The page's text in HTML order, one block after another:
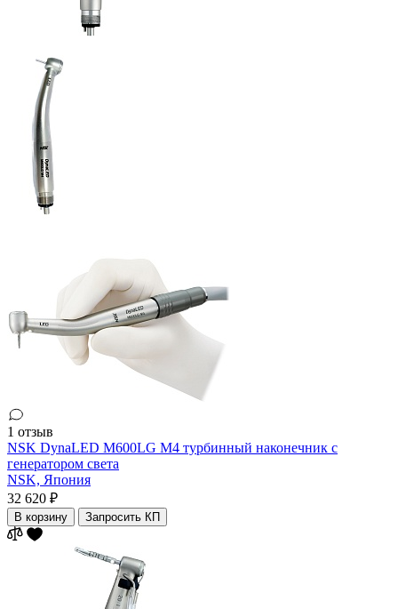
1 отзыв
NSK DynaLED M600LG M4 турбинный наконечник с
генератором света
NSK, Япония
32 620 ₽
В корзину Запросить КП